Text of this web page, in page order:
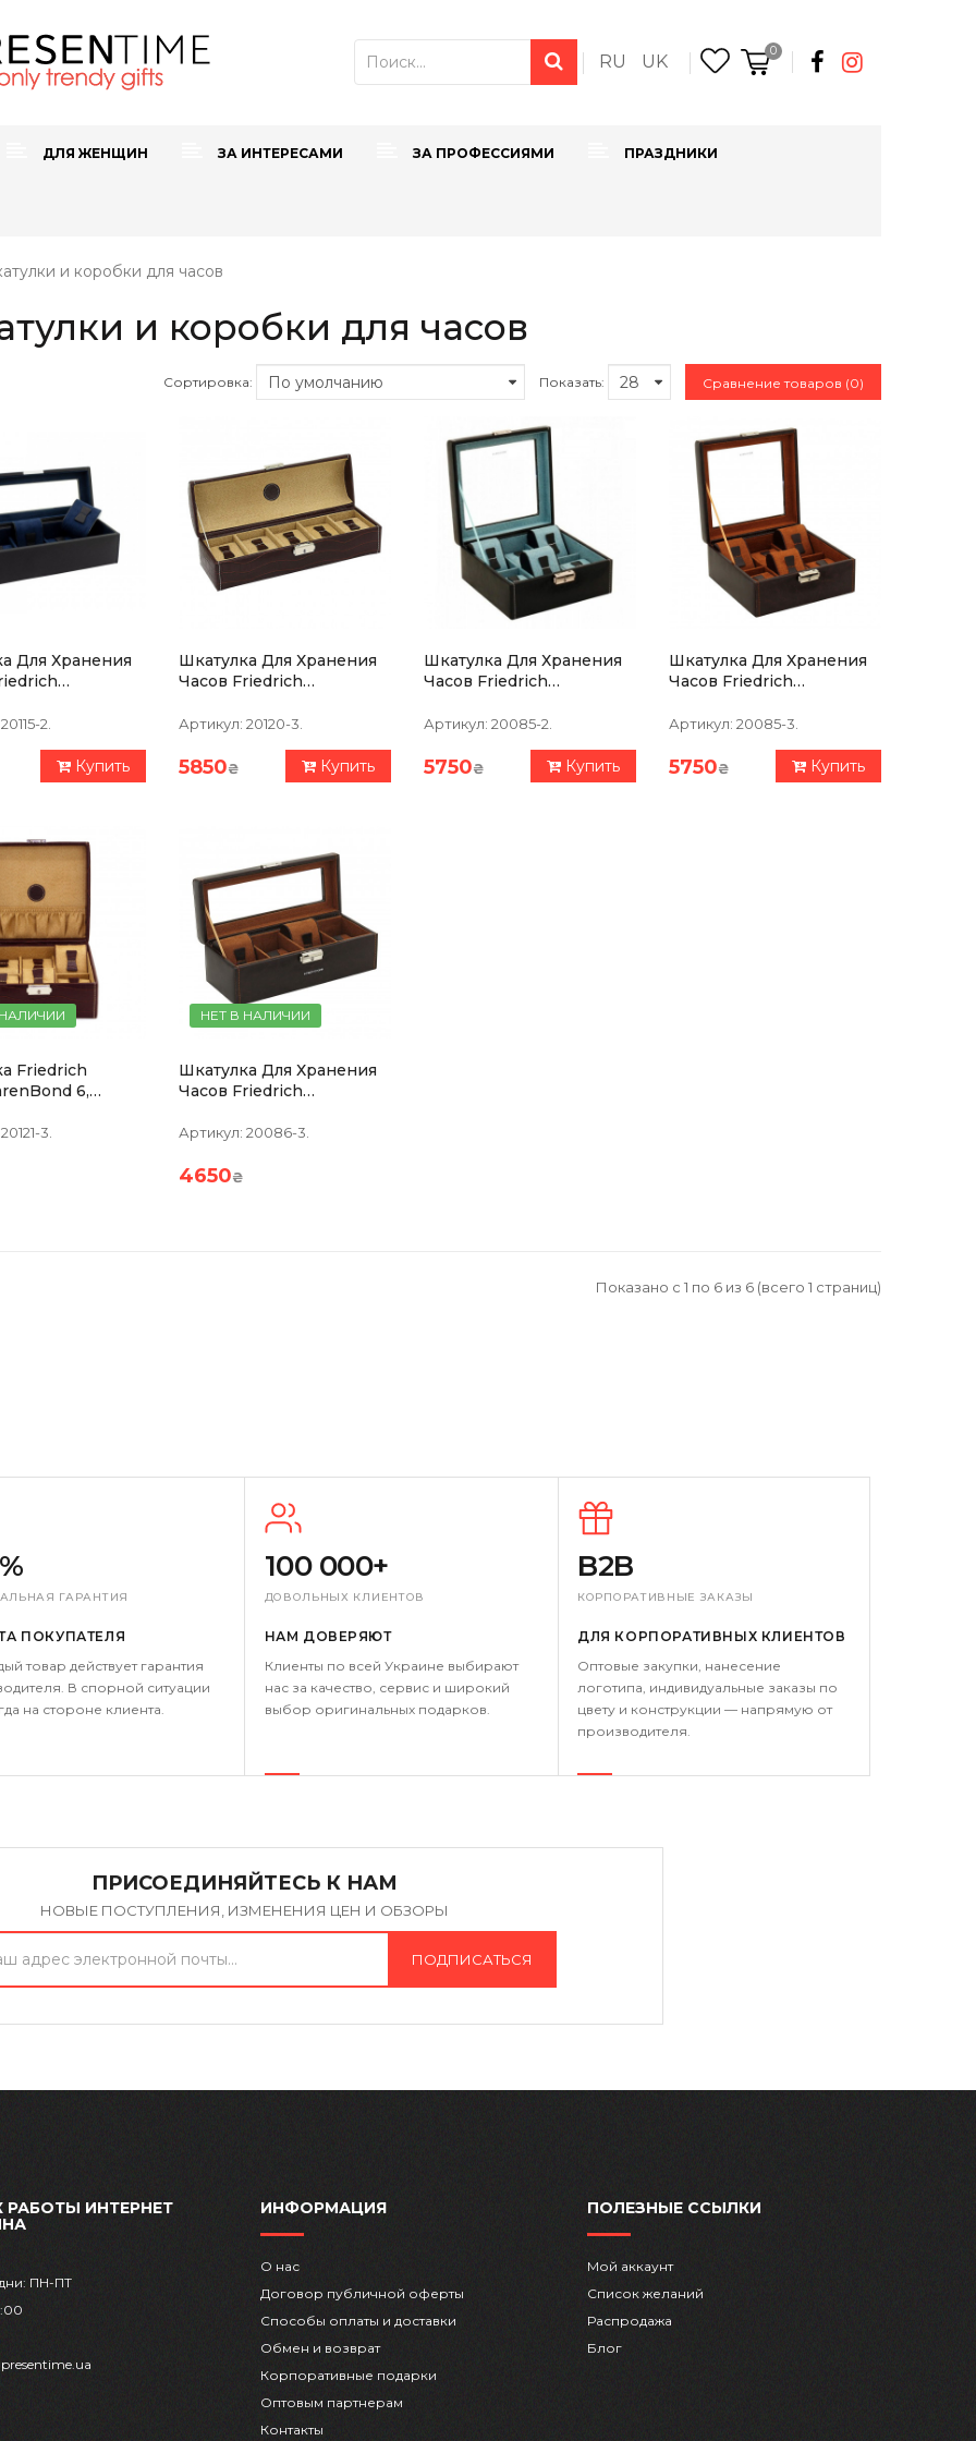
RU UK
0
ДЛЯ ЖЕНЩИН ЗА ИНТЕРЕСАМИ ЗА ПРОФЕССИЯМИ ПРАЗДНИКИ
и коробки для часов
и коробки для часов
Сортировка: Показать: Сравнение товаров (0)
Для Хранения
20115-2.
Купить
Шкатулка Для Хранения
Часов Friedrich
Коричневая
Артикул: 20120-3.
5850₴ Купить
Шкатулка Для Хранения
Часов Friedrich
Черно-Голубая
Артикул: 20085-2.
5750₴ Купить
Шкатулка Для Хранения
Часов Friedrich
Коричневая
Артикул: 20085-3.
5750₴ Купить
Friedrich
6,
20121-3.
НЕТ В НАЛИЧИИ
Шкатулка Для Хранения
Часов Friedrich
Коричневая
Артикул: 20086-3.
4650₴
Показано с 1 по 6 из 6 (всего 1 страниц)
ГАРАНТИЯ
ПОКУПАТЕЛЯ
товар действует гарантия
В спорной ситуации
на стороне клиента.
100 000+
ДОВОЛЬНЫХ КЛИЕНТОВ
НАМ ДОВЕРЯЮТ
Клиенты по всей Украине выбирают
нас за качество, сервис и широкий
выбор оригинальных подарков.
B2B
КОРПОРАТИВНЫЕ ЗАКАЗЫ
ДЛЯ КОРПОРАТИВНЫХ КЛИЕНТОВ
Оптовые закупки, нанесение
логотипа, индивидуальные заказы по
цвету и конструкции — напрямую от
производителя.
ПРИСОЕДИНЯЙТЕСЬ К НАМ
НОВЫЕ ПОСТУПЛЕНИЯ, ИЗМЕНЕНИЯ ЦЕН И ОБЗОРЫ
ПОДПИСАТЬСЯ
РАБОТЫ ИНТЕРНЕТ
ПН-ПТ
ИНФОРМАЦИЯ
О нас
Договор публичной оферты
Способы оплаты и доставки
Обмен и возврат
Корпоративные подарки
Оптовым партнерам
Контакты
ПОЛЕЗНЫЕ ССЫЛКИ
Мой аккаунт
Список желаний
Распродажа
Блог